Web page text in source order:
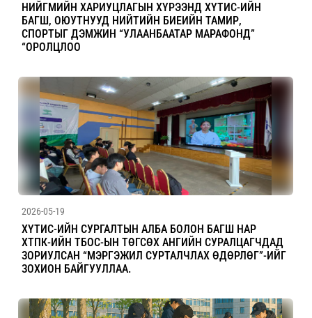
НИЙГМИЙН ХАРИУЦЛАГЫН ХҮРЭЭНД ХҮТИС-ИЙН
БАГШ, ОЮУТНУУД НИЙТИЙН БИЕИЙН ТАМИР,
СПОРТЫГ ДЭМЖИН “УЛААНБААТАР МАРАФОНД”
“ОРОЛЦЛОО
2026-05-19
ХҮТИС-ИЙН СУРГАЛТЫН АЛБА БОЛОН БАГШ НАР
ХТПК-ИЙН ТБОС-ЫН ТӨГСӨХ АНГИЙН СУРАЛЦАГЧДАД
ЗОРИУЛСАН “МЭРГЭЖИЛ СУРТАЛЧЛАХ ӨДӨРЛӨГ”-ИЙГ
ЗОХИОН БАЙГУУЛЛАА.